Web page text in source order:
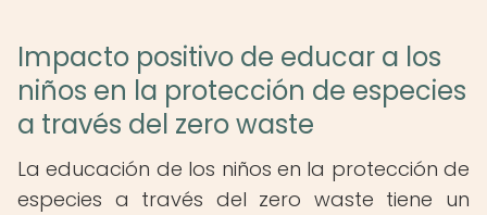
Impacto positivo de educar a los
niños en la protección de especies
a través del zero waste
La educación de los niños en la protección de
especies a través del zero waste tiene un